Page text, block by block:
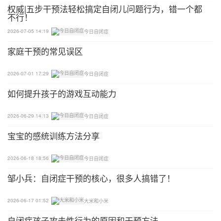
捡脏东西吃，不碰别人的东西，不打扰别人。
第四，采取丰富多彩的教学内容来培养他们的能力。
我们应该用与丰富多彩的图片相匹配的教材来吸引他
们，并试图启发孩子独立思考。
第五，具体案例具体分析，多鼓励，多支持积极的行
为。
权威|五步干预法轻松搞定自闭儿问题行为，错一个都
不行！
2026-07-05 14:19 今日自闭症
家庭干预的常见误区
2026-07-01 17:29 今日自闭症
如何提升孩子的游戏互动能力
2026-06-29 14:13 今日自闭症
宝宝的感统训练方法分享
2026-06-18 18:56 今日自闭症
邹小兵：自闭症干预的核心，很多人搞错了！
2026-06-17 01:52 大米和小米